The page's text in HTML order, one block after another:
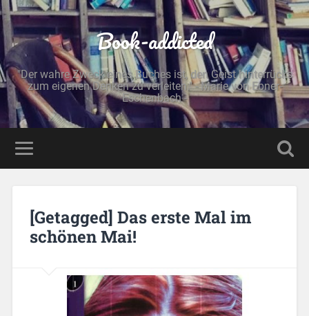
Book-addicted
"Der wahre Zweck eines Buches ist, den Geist hinterrücks
zum eigenen Denken zu verleiten." - Marie von Ebner-
Eschenbach -
[Getagged] Das erste Mal im
schönen Mai!